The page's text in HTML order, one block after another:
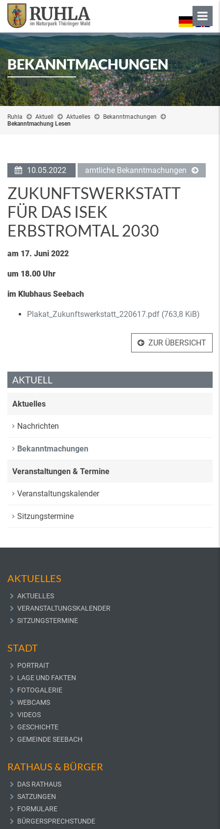
BEKANNTMACHUNGEN
Ruhla Aktuell Aktuelles
Bekanntmachungen
Bekanntmachung Lesen
10.05.2022 amtliche Bekanntmachungen
ZUKUNFTSWERKSTATT
FÜR DAS ISEK
ERBSTROMTAL 2030
am 17. Juni 2022
um 18.00 Uhr
im Klubhaus Seebach
Plakat_Zukunftswerkstatt_220617.pdf (763,8 KiB)
ZUR ÜBERSICHT
AKTUELL
Aktuelles
Nachrichten
Bekanntmachungen
Veranstaltungen & Termine
Veranstaltungskalender
Sitzungstermine
AKTUELLES
AKTUELLES
VERANSTALTUNGSKALENDER
SITZUNGSTERMINE
STADT
PORTRAIT
LAGE UND FAKTEN
FOTOGALERIE
WEBCAMS
VIDEOS
GESCHICHTE
GEMEINDE SEEBACH
RATHAUS & BÜRGER
DAS RATHAUS
SATZUNGEN
FORMULARE
BÜRGERSPRECHSTUNDE